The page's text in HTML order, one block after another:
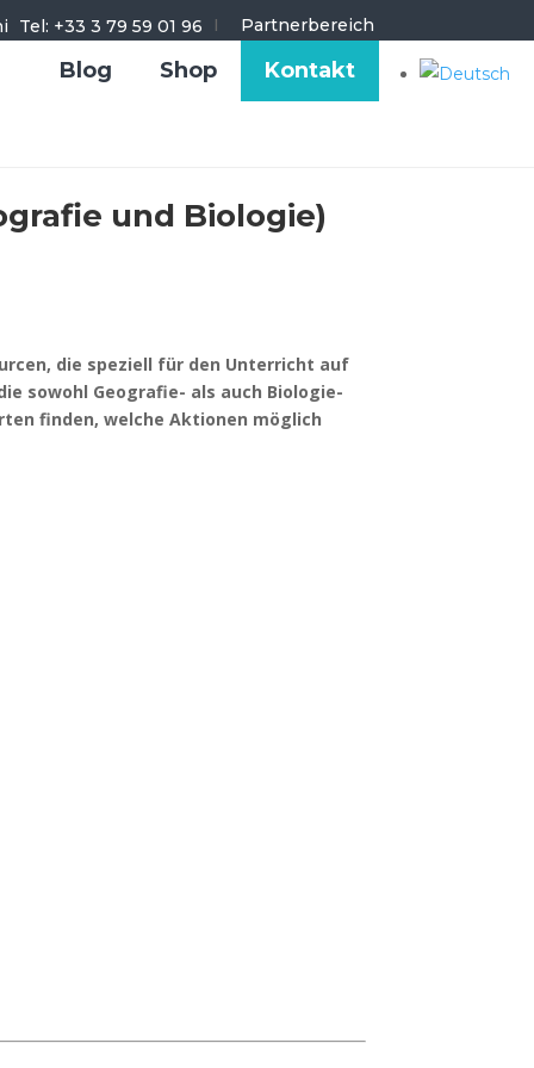
Tel: +33 3 79 59 01 96 I Partnerbereich
Kontakt
Shop
Blog
und Biologie)
die speziell für den Unterricht auf
sowohl Geografie- als auch Biologie-
finden, welche Aktionen möglich